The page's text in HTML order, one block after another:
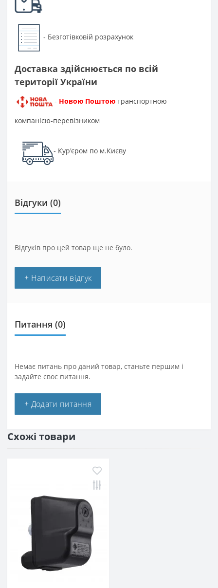
- Безготівковій розрахунок
Доставка здійснюється по всій
території України
- Новою Поштою транспортною
компанією-перевізником
- Кур'єром по м.Києву
Відгуки (0)
Відгуків про цей товар ще не було.
+ Написати відгук
Питання (0)
Немає питань про даний товар, станьте першим і
задайте своє питання.
+ Додати питання
Схожі товари